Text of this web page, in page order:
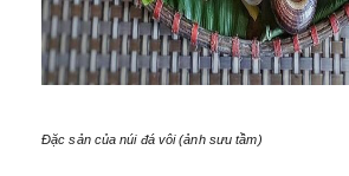
Đặc sản của núi đá vôi (ảnh sưu tầm)